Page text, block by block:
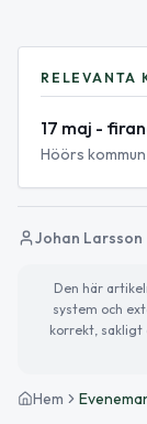
RELEVANTA
17 maj -
Höörs kommun
Johan Larsson
Den här
system och
korrekt, sakligt
Hem